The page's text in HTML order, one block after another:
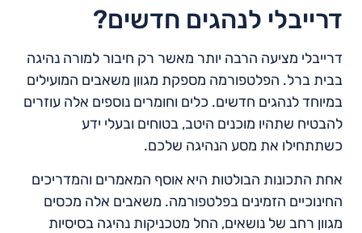
דרייבלי לנהגים חדשים?
דרייבלי מציעה הרבה יותר מאשר רק חיבור למורה נהיגה
בבית ברל. הפלטפורמה מספקת מגוון משאבים המועילים
במיוחד לנהגים חדשים. כלים וחומרים נוספים אלה עוזרים
להבטיח שתהיו מוכנים היטב, בטוחים ובעלי ידע
כשתתחילו את מסע הנהיגה שלכם.
אחת התכונות הבולטות היא אוסף המאמרים והמדריכים
החינוכיים הזמינים בפלטפורמה. משאבים אלה מכסים
מגוון רחב של נושאים, החל מטכניקות נהיגה בסיסיות